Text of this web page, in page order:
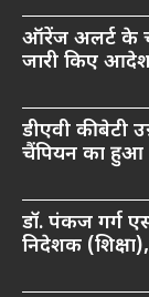
ऑरेंज अलर्ट के
जारी किए
डीएवी की बेटी
चैंपियन का हुआ
डॉ. पंकज गर्ग
निदेशक (शिक्षा),